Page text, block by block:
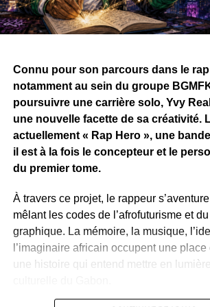
Connu pour son parcours dans le
notamment au sein du groupe
poursuivre une carrière solo, Yvy
une nouvelle facette de sa créativité.
actuellement « Rap Hero », une
il est à la fois le concepteur et le
du premier tome.
À travers ce projet, le rappeur
mêlant les codes de l’afrofuturisme et
graphique. La mémoire, la musique,
l’imaginaire africain occupent une
une histoire qui entend mettre en